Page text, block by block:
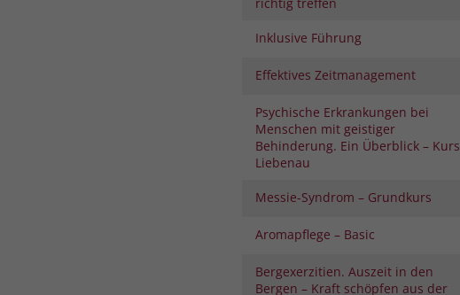
Inklusive Führung
Effektives Zeitmanagement
Psychische Erkrankungen bei
Menschen mit geistiger
Behinderung. Ein Überblick – Kurs
Liebenau
Messie-Syndrom – Grundkurs
Aromapflege – Basic
Bergexerzitien. Auszeit in den
Bergen – Kraft schöpfen aus der
Zweck
Zweck